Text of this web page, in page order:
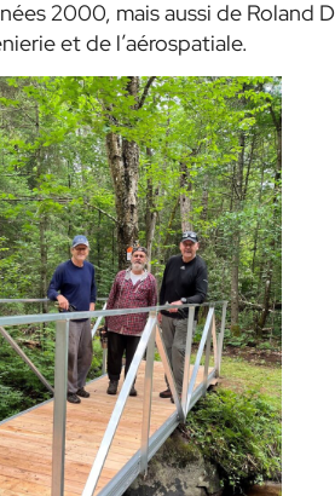
2000, mais aussi de Roland
et de l’aérospatiale.